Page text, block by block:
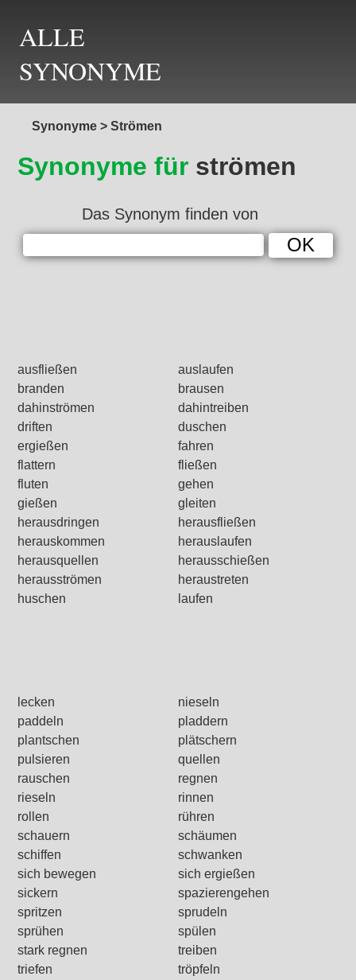
ALLE
SYNONYME
Synonyme > Strömen
Synonyme für strömen
Das Synonym finden von
ausfließen
auslaufen
branden
brausen
dahinströmen
dahintreiben
driften
duschen
ergießen
fahren
flattern
fließen
fluten
gehen
gießen
gleiten
herausdringen
herausfließen
herauskommen
herauslaufen
herausquellen
herausschießen
herausströmen
heraustreten
huschen
laufen
lecken
nieseln
paddeln
pladdern
plantschen
plätschern
pulsieren
quellen
rauschen
regnen
rieseln
rinnen
rollen
rühren
schauern
schäumen
schiffen
schwanken
sich bewegen
sich ergießen
sickern
spazierengehen
spritzen
sprudeln
sprühen
spülen
stark regnen
treiben
triefen
tröpfeln